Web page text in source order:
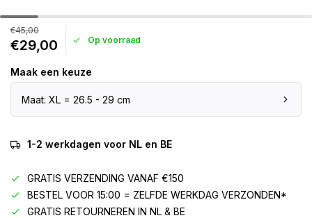
€45,00
€29,00 Op voorraad
Maak een keuze
Maat: XL = 26.5 - 29 cm
1-2 werkdagen voor NL en BE
GRATIS VERZENDING VANAF €150
BESTEL VOOR 15:00 = ZELFDE WERKDAG VERZONDEN*
GRATIS RETOURNEREN IN NL & BE